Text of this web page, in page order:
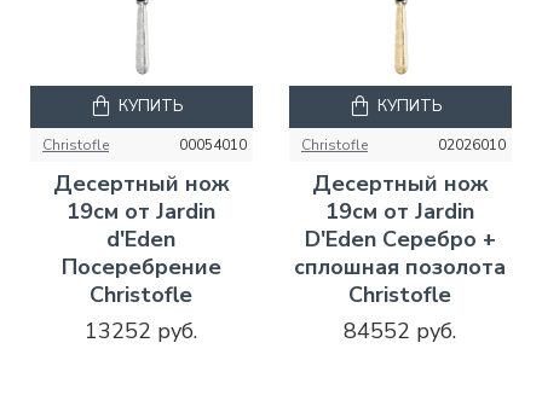
Christofle 00054010
Десертный нож
19см от Jardin
d'Eden
Посеребрение
Christofle
13252 руб.
КУПИТЬ
Christofle 02026010
Десертный нож
19см от Jardin
D'Eden Серебро +
сплошная позолота
Christofle
84552 руб.
КУПИТЬ